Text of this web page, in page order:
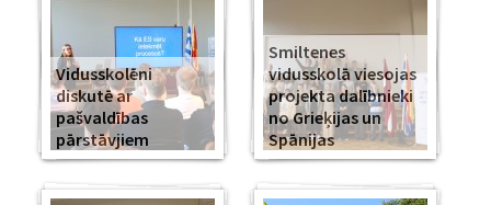
Vidusskolēni
diskutē ar
pašvaldības
pārstāvjiem
Smiltenes
vidusskolā viesojas
projekta dalībnieki
no Grieķijas un
Spānijas